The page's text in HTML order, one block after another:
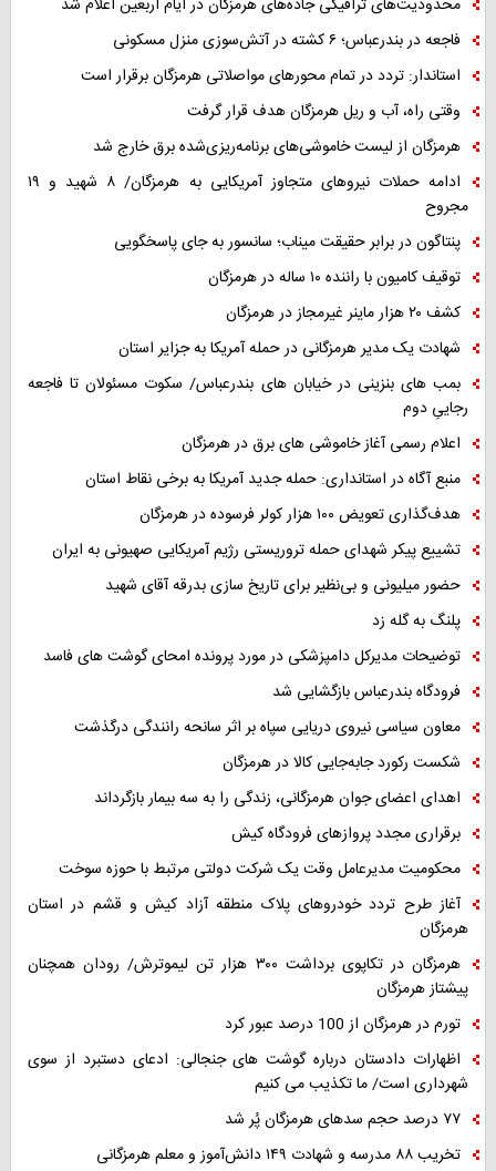
محدودیت‌های ترافیکی جاده‌های هرمزگان در ایام اربعین اعلام شد
فاجعه در بندرعباس؛ ۶ کشته در آتش‌سوزی منزل مسکونی
استاندار: تردد در تمام محورهای مواصلاتی هرمزگان برقرار است
وقتی راه، آب و ریل هرمزگان هدف قرار گرفت
هرمزگان از لیست خاموشی‌های برنامه‌ریزی‌شده برق خارج شد
ادامه حملات نیروهای متجاوز آمریکایی به هرمزگان/ ۸ شهید و ۱۹
مجروح
پنتاگون در برابر حقیقت میناب؛ سانسور به جای پاسخگویی
توقیف کامیون با راننده ۱۰ ساله در هرمزگان
کشف ۲۰ هزار ماینر غیرمجاز در هرمزگان
شهادت یک مدیر هرمزگانی در حمله آمریکا به جزایر استان
بمب های بنزینی در خیابان های بندرعباس/ سکوت مسئولان تا فاجعه
رجاییِ دوم
اعلام رسمی آغاز خاموشی های برق در هرمزگان
منبع آگاه در استانداری: حمله جدید آمریکا به برخی نقاط استان
هدف‌گذاری تعویض ۱۰۰ هزار کولر فرسوده در هرمزگان
تشییع پیکر شهدای حمله تروریستی رژیم آمریکایی صهیونی به ایران
حضور میلیونی و بی‌نظیر برای تاریخ سازی بدرقه آقای شهید
پلنگ به گله زد
توضیحات مدیرکل دامپزشکی در مورد پرونده امحای گوشت های فاسد
فرودگاه بندرعباس بازگشایی شد
معاون سیاسی نیروی دریایی سپاه بر اثر سانحه رانندگی درگذشت
شکست رکورد جابه‌جایی کالا در هرمزگان
اهدای اعضای جوان هرمزگانی، زندگی را به سه بیمار بازگرداند
برقراری مجدد پروازهای فرودگاه کیش
محکومیت مدیرعامل وقت یک شرکت دولتی مرتبط با حوزه سوخت
آغاز طرح تردد خودروهای پلاک منطقه آزاد کیش و قشم در استان
هرمزگان
هرمزگان در تکاپوی برداشت ۳۰۰ هزار تن لیموترش/ رودان همچنان
پیشتاز هرمزگان
تورم در هرمزگان از 100 درصد عبور کرد
اظهارات دادستان درباره گوشت های جنجالی: ادعای دستبرد از سوی
شهرداری است/ ما تکذیب می کنیم
۷۷ درصد حجم سدهای هرمزگان پُر شد
تخریب ۸۸ مدرسه و شهادت ۱۴۹ دانش‌آموز و معلم هرمزگانی